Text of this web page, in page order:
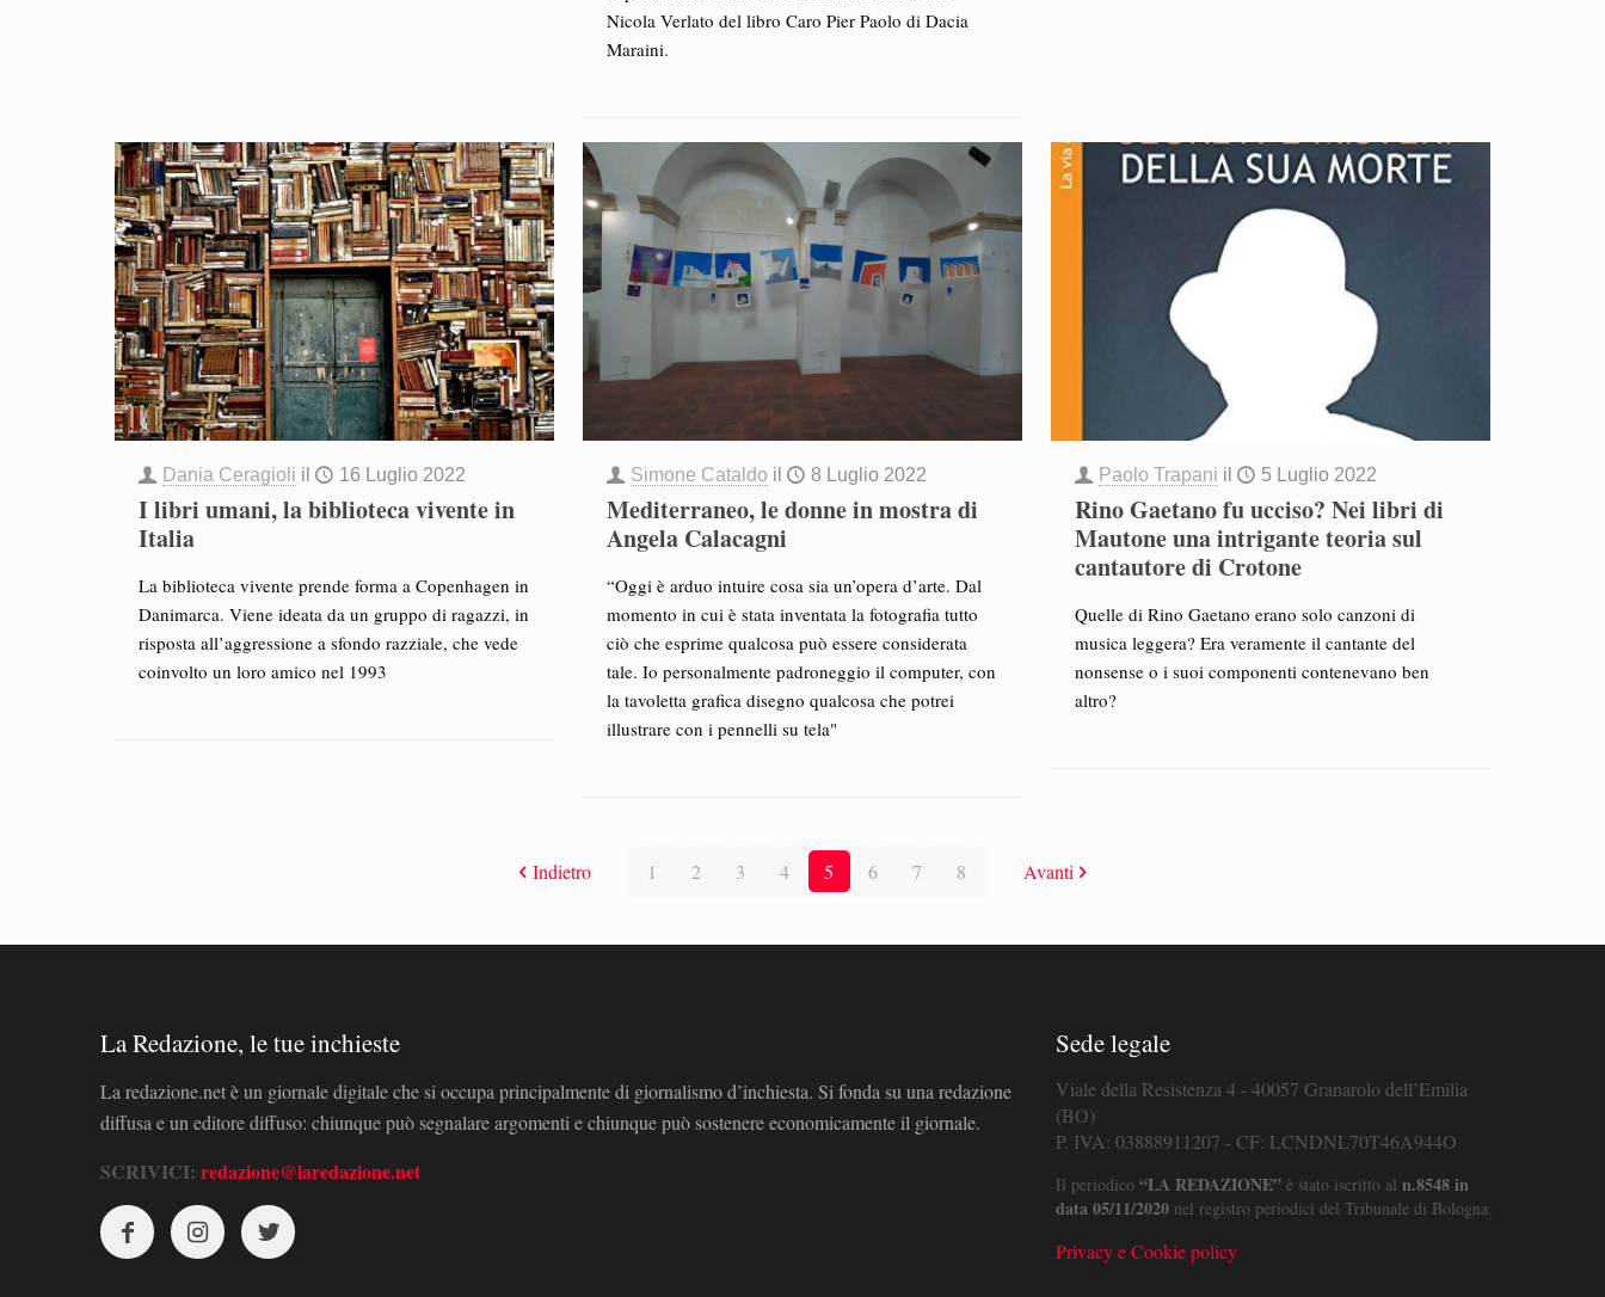
Nicola Verlato del libro Caro Pier Paolo di Dacia
Maraini.
Dania Ceragioli il 16 Luglio 2022
I libri umani, la biblioteca vivente in
Italia
La biblioteca vivente prende forma a Copenhagen in
Danimarca. Viene ideata da un gruppo di ragazzi, in
risposta all’aggressione a sfondo razziale, che vede
coinvolto un loro amico nel 1993
Simone Cataldo il 8 Luglio 2022
Mediterraneo, le donne in mostra di
Angela Calacagni
“Oggi è arduo intuire cosa sia un’opera d’arte. Dal
momento in cui è stata inventata la fotografia tutto
ciò che esprime qualcosa può essere considerata
tale. Io personalmente padroneggio il computer, con
la tavoletta grafica disegno qualcosa che potrei
illustrare con i pennelli su tela"
Paolo Trapani il 5 Luglio 2022
Rino Gaetano fu ucciso? Nei libri di
Mautone una intrigante teoria sul
cantautore di Crotone
Quelle di Rino Gaetano erano solo canzoni di
musica leggera? Era veramente il cantante del
nonsense o i suoi componenti contenevano ben
altro?
Indietro 1 2 3 4 5 6 7 8 Avanti
La Redazione, le tue inchieste
La redazione.net è un giornale digitale che si occupa principalmente di giornalismo d’inchiesta. Si fonda su una redazione
diffusa e un editore diffuso: chiunque può segnalare argomenti e chiunque può sostenere economicamente il giornale.
SCRIVICI: redazione@laredazione.net
Sede legale
Viale della Resistenza 4 - 40057 Granarolo dell’Emilia
(BO)
P. IVA: 03888911207 - CF: LCNDNL70T46A944O
Il periodico “LA REDAZIONE”è stato iscritto al n.8548 in
data 05/11/2020nel registro periodici del Tribunale di Bologna.
Privacy e Cookie policy